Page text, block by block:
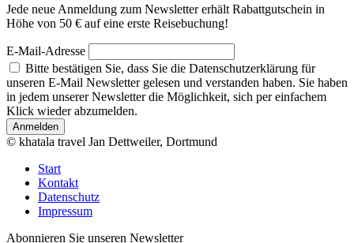
Jede neue Anmeldung zum Newsletter erhält Rabattgutschein in
Höhe von 50 € auf eine erste Reisebuchung!
E-Mail-Adresse
Bitte bestätigen Sie, dass Sie die Datenschutzerklärung für
unseren E-Mail Newsletter gelesen und verstanden haben. Sie haben
in jedem unserer Newsletter die Möglichkeit, sich per einfachem
Klick wieder abzumelden.
Anmelden
© khatala travel Jan Dettweiler, Dortmund
Start
Kontakt
Datenschutz
Impressum
Abonnieren Sie unseren Newsletter